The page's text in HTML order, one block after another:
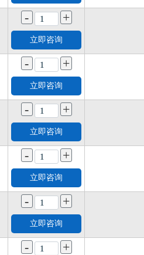
- +
立即咨询
- +
立即咨询
- +
立即咨询
- +
立即咨询
- +
立即咨询
- +